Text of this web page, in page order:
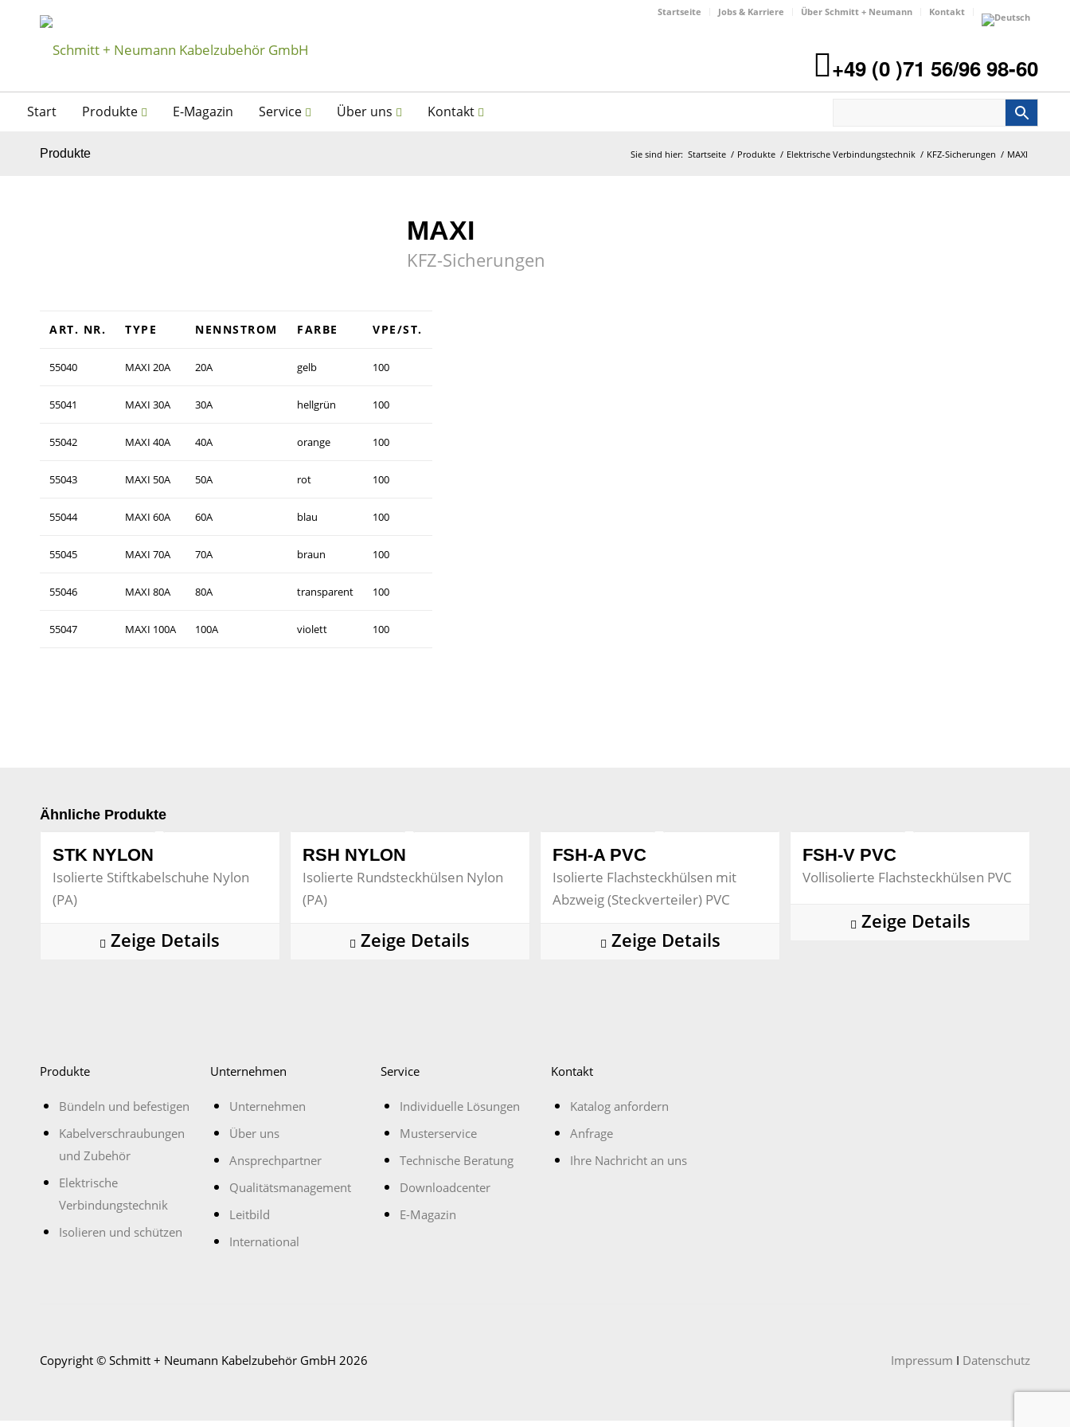
Startseite Jobs & Karriere Über Schmitt + Neumann Kontakt
+49 (0 )71 56/96 98-60
Start Produkte E-Magazin Service Über uns Kontakt
Produkte Sie sind hier: Startseite / Produkte / Elektrische Verbindungstechnik / KFZ-Sicherungen / MAXI
MAXI
KFZ-Sicherungen
ART. NR. TYPE NENNSTROM FARBE VPE/ST.
55040 MAXI 20A 20A gelb 100
55041 MAXI 30A 30A hellgrün 100
55042 MAXI 40A 40A orange 100
55043 MAXI 50A 50A rot 100
55044 MAXI 60A 60A blau 100
55045 MAXI 70A 70A braun 100
55046 MAXI 80A 80A transparent 100
55047 MAXI 100A 100A violett 100
Ähnliche Produkte
STK NYLON
Isolierte Stiftkabelschuhe Nylon
(PA)
Zeige Details
RSH NYLON
Isolierte Rundsteckhülsen Nylon
(PA)
Zeige Details
FSH-A PVC
Isolierte Flachsteckhülsen mit
Abzweig (Steckverteiler) PVC
Zeige Details
FSH-V PVC
Vollisolierte Flachsteckhülsen PVC
Zeige Details
Produkte
Bündeln und befestigen
Kabelverschraubungen
und Zubehör
Elektrische
Verbindungstechnik
Isolieren und schützen
Unternehmen
Unternehmen
Über uns
Ansprechpartner
Qualitätsmanagement
Leitbild
International
Service
Individuelle Lösungen
Musterservice
Technische Beratung
Downloadcenter
E-Magazin
Kontakt
Katalog anfordern
Anfrage
Ihre Nachricht an uns
Copyright © Schmitt + Neumann Kabelzubehör GmbH 2026 Impressum I Datenschutz